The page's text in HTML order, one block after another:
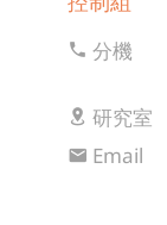
分機
研究室
Email